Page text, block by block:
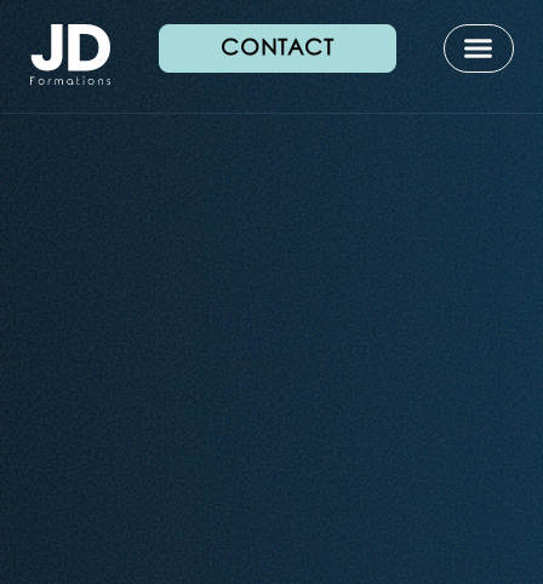
CONTACT